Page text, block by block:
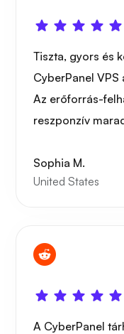
Tiszta, gyors és
CyberPanel
Az erőforrás-
reszponzív
Sophia M.
United States
A CyberPanel